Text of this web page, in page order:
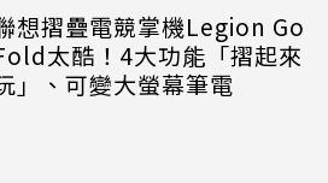
想摺疊電競掌機Legion Go
太酷！4大功能「摺起來
」、可變大螢幕筆電